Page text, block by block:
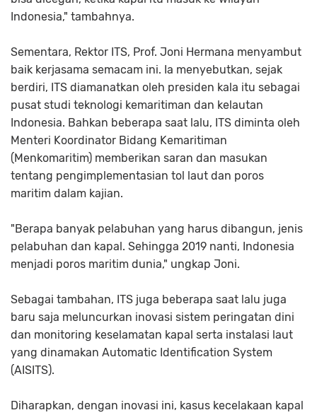
Indonesia," tambahnya.
Sementara, Rektor ITS, Prof. Joni Hermana menyambut
baik kerjasama semacam ini. Ia menyebutkan, sejak
berdiri, ITS diamanatkan oleh presiden kala itu sebagai
pusat studi teknologi kemaritiman dan kelautan
Indonesia. Bahkan beberapa saat lalu, ITS diminta oleh
Menteri Koordinator Bidang Kemaritiman
(Menkomaritim) memberikan saran dan masukan
tentang pengimplementasian tol laut dan poros
maritim dalam kajian.
"Berapa banyak pelabuhan yang harus dibangun, jenis
pelabuhan dan kapal. Sehingga 2019 nanti, Indonesia
menjadi poros maritim dunia," ungkap Joni.
Sebagai tambahan, ITS juga beberapa saat lalu juga
baru saja meluncurkan inovasi sistem peringatan dini
dan monitoring keselamatan kapal serta instalasi laut
yang dinamakan Automatic Identification System
(AISITS).
Diharapkan, dengan inovasi ini, kasus kecelakaan kapal